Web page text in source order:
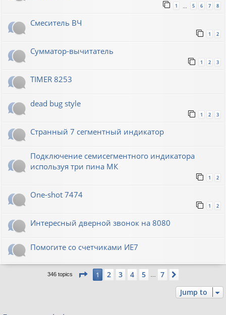
1 5 6 7 8
Смеситель ВЧ
1 2
Сумматор-вычитатель
1 2 3
TIMER 8253
dead bug style
1 2 3
Странный 7 сегментный индикатор
Подключение семисегментного индикатора
используя три пина МК
1 2
One-shot 7474
1 2
Интересный дверной звонок на 8080
Помогите со счетчиками ИЕ7
346 topics Page 1of7
1 2 3 4 5 7
Jump to